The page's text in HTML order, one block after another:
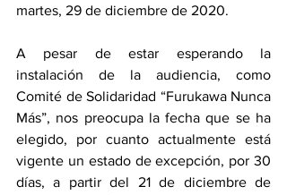
martes, 29 de diciembre de 2020.
A pesar de estar esperando la
instalación de la audiencia, como
Comité de Solidaridad “Furukawa Nunca
Más”, nos preocupa la fecha que se ha
elegido, por cuanto actualmente está
vigente un estado de excepción, por 30
días, a partir del 21 de diciembre de